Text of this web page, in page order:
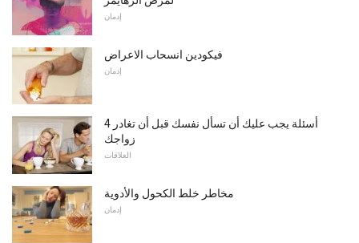
إدمان
فيكودين انسحاب الاعراض
إدمان
4 أسئلة يجب عليك أن تسأل نفسك قبل أن تغادر
زواجك
العلاقات
مخاطر خلط الكحول والأدوية
إدمان